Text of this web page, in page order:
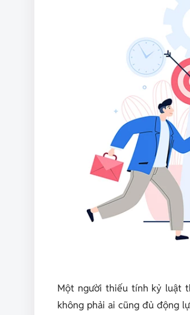
Một người thiếu tính kỷ luật
không phải ai cũng đủ động